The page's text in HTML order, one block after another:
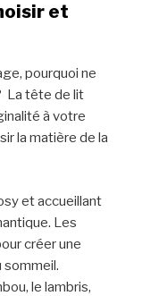
et
pourquoi ne
La tête de lit
à votre
la matière de la
et accueillant
Les
créer une
sommeil.
le lambris,